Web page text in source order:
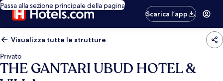
Passa alla sezione principale della pagina
Scarica l’app
Visualizza tutte le strutture
Privato
THE GANTARI UBUD HOTEL &